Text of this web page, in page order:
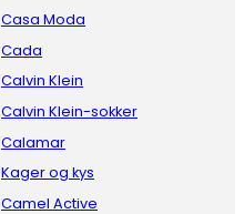
Casa Moda
Cada
Calvin Klein
Calvin Klein-sokker
Calamar
Kager og kys
Camel Active